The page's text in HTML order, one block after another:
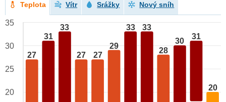
Teplota Vítr Srážky Nový sníh
27
31
33
27 27
29
33 33
28
30
31
20
35
30
25
20